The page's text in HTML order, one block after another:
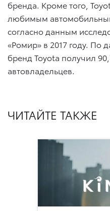
бренда. Кроме того,
любимым
согласно данным
«Ромир» в 2017 году. По
бренд Toyota получил
автовладельцев.
ЧИТАЙТЕ ТАКЖЕ